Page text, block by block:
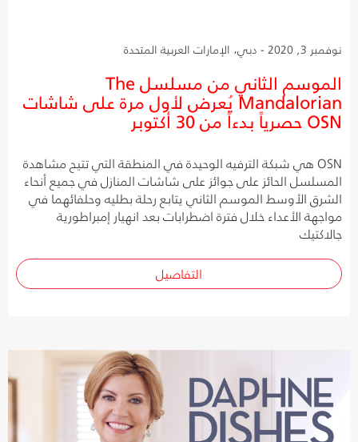
نوفمبر 3, 2020 - دبي، الإمارات العربية المتحدة
الموسم الثاني من مسلسل The
Mandalorian يُعرض لأول مرة على شاشات
OSN حصرياً بدءاً من 30 أكتوبر
OSN هي شبكة الترفيه الوحيدة في المنطقة التي تتيح مشاهدة
المسلسل الحائز على جوائز على شاشات المنازل في جميع أنحاء
الشرق الأوسط الموسم الثاني يتابع رحلة بطليه وحلفائهما في
مواجهة الأعداء خلال فترة اضطرابات بعد انهيار إمبراطورية
جالاكتيك
التفاصيل